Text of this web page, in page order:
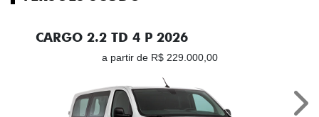
CARGO 2.2 TD 4 P 2026
a partir de R$ 229.000,00